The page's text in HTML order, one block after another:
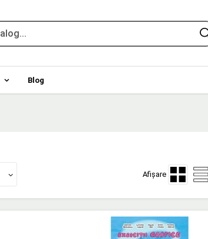
Blog
Afișare